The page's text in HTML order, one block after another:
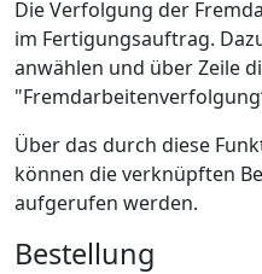
Die Verfolgung der
im Fertigungsauftrag.
anwählen und über Zeile
Über das durch diese
können die verknüpften
aufgerufen werden.
Bestellung